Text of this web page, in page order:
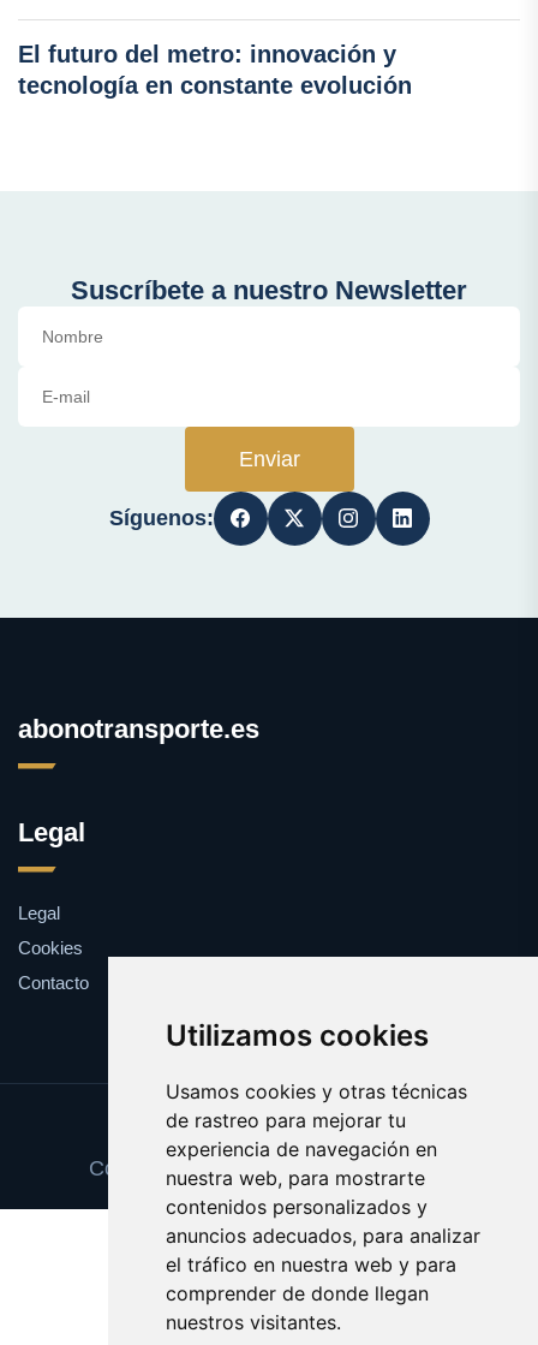
Utilizamos cookies
Usamos cookies y otras técnicas
de rastreo para mejorar tu
experiencia de navegación en
nuestra web, para mostrarte
contenidos personalizados y
anuncios adecuados, para analizar
el tráfico en nuestra web y para
comprender de donde llegan
nuestros visitantes.
El futuro del metro: innovación y
tecnología en constante evolución
Suscríbete a nuestro Newsletter
Enviar
Síguenos:
abonotransporte.es
Legal
Legal
Cookies
Contacto
Update cookies preferences
Copyright © 2025 abonotransporte.es